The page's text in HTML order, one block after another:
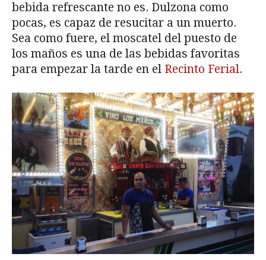
bebida refrescante no es. Dulzona como
pocas, es capaz de resucitar a un muerto.
Sea como fuere, el moscatel del puesto de
los maños es una de las bebidas favoritas
para empezar la tarde en el Recinto Ferial.